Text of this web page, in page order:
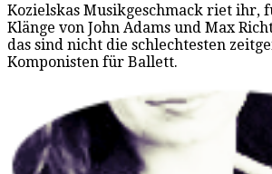
Kozielskas Musikgeschmack riet ihr,
Klänge von John Adams und Max
das sind nicht die schlechtesten
Komponisten für Ballett.